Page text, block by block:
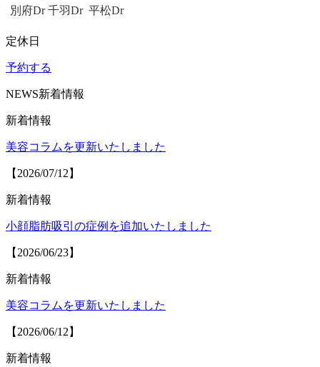
別府Dr 千羽Dr 平松Dr
定休日
予約する
NEWS新着情報
新着情報
美容コラムを更新いたしました
【2026/07/12】
新着情報
小顔脂肪吸引の症例を追加いたしました
【2026/06/23】
新着情報
美容コラムを更新いたしました
【2026/06/12】
新着情報